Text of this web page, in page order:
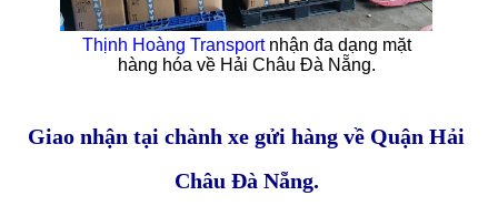
Thịnh Hoàng Transportnhận đa dạng mặt
hàng hóa về Hải Châu Đà Nẵng.
Giao nhận tại chành xe gửi hàng về Quận Hải
Châu Đà Nẵng.